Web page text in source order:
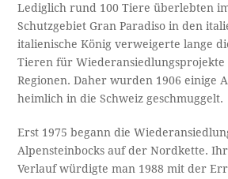
Lediglich rund 100 Tiere überlebten
Schutzgebiet Gran Paradiso in den
italienische König verweigerte lange
Tieren für Wiederansiedlungsprojekte
Regionen. Daher wurden 1906 einige
heimlich in die Schweiz geschmuggelt.
Erst 1975 begann die
Alpensteinbocks auf der Nordkette.
Verlauf würdigte man 1988 mit der